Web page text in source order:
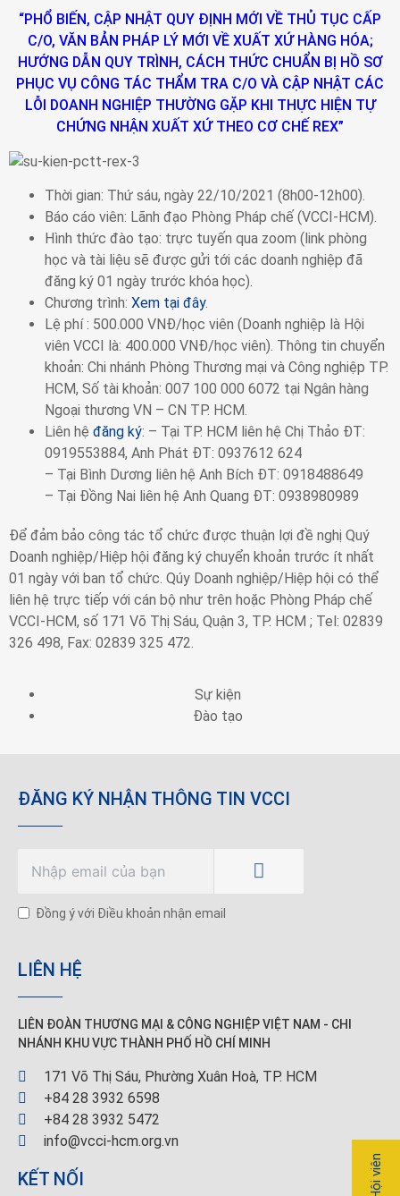
“PHỔ BIẾN, CẬP NHẬT QUY ĐỊNH MỚI VỀ THỦ TỤC CẤP
C/O, VĂN BẢN PHÁP LÝ MỚI VỀ XUẤT XỨ HÀNG HÓA;
HƯỚNG DẪN QUY TRÌNH, CÁCH THỨC CHUẨN BỊ HỒ SƠ
PHỤC VỤ CÔNG TÁC THẨM TRA C/O VÀ CẬP NHẬT CÁC
LỖI DOANH NGHIỆP THƯỜNG GẶP KHI THỰC HIỆN TỰ
CHỨNG NHẬN XUẤT XỨ THEO CƠ CHẾ REX”
Thời gian: Thứ sáu, ngày 22/10/2021 (8h00-12h00).
Báo cáo viên: Lãnh đạo Phòng Pháp chế (VCCI-HCM).
Hình thức đào tạo: trực tuyến qua zoom (link phòng
học và tài liệu sẽ được gửi tới các doanh nghiệp đã
đăng ký 01 ngày trước khóa học).
Chương trình: Xem tại đây.
Lệ phí : 500.000 VNĐ/học viên (Doanh nghiệp là Hội
viên VCCI là: 400.000 VNĐ/học viên). Thông tin chuyển
khoản: Chi nhánh Phòng Thương mại và Công nghiệp TP.
HCM, Số tài khoản: 007 100 000 6072 tại Ngân hàng
Ngoại thương VN – CN TP. HCM.
Liên hệ đăng ký: – Tại TP. HCM liên hệ Chị Thảo ĐT:
0919553884, Anh Phát ĐT: 0937612 624
– Tại Bình Dương liên hệ Anh Bích ĐT: 0918488649
– Tại Đồng Nai liên hệ Anh Quang ĐT: 0938980989
Để đảm bảo công tác tổ chức được thuận lợi đề nghị Quý
Doanh nghiệp/Hiệp hội đăng ký chuyển khoản trước ít nhất
01 ngày với ban tổ chức. Qúy Doanh nghiệp/Hiệp hội có thể
liên hệ trực tiếp với cán bộ như trên hoặc Phòng Pháp chế
VCCI-HCM, số 171 Võ Thị Sáu, Quận 3, TP. HCM ; Tel: 02839
326 498, Fax: 02839 325 472.
Sự kiện
Đào tạo
ĐĂNG KÝ NHẬN THÔNG TIN VCCI
Đồng ý với Điều khoản nhận email
LIÊN HỆ
LIÊN ĐOÀN THƯƠNG MẠI & CÔNG NGHIỆPVIỆT NAM - CHI
NHÁNH KHU VỰC THÀNH PHỐ HỒ CHÍ MINH
171 Võ Thị Sáu, Phường Xuân Hoà, TP. HCM
+84 28 3932 6598
+84 28 3932 5472
info@vcci-hcm.org.vn
KẾT NỐI